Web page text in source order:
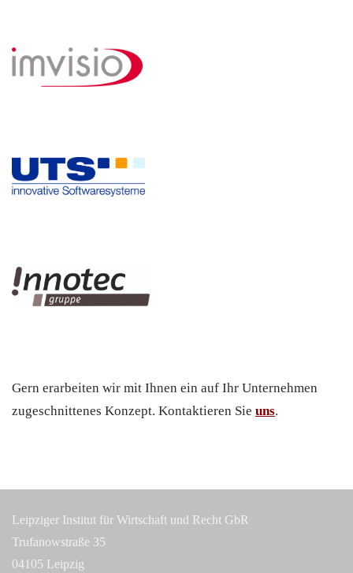
Gern erarbeiten wir mit Ihnen ein auf Ihr Unternehmen
zugeschnittenes Konzept. Kontaktieren Sie uns.
Leipziger Institut für Wirtschaft und Recht GbR
Trufanowstraße 35
04105 Leipzig